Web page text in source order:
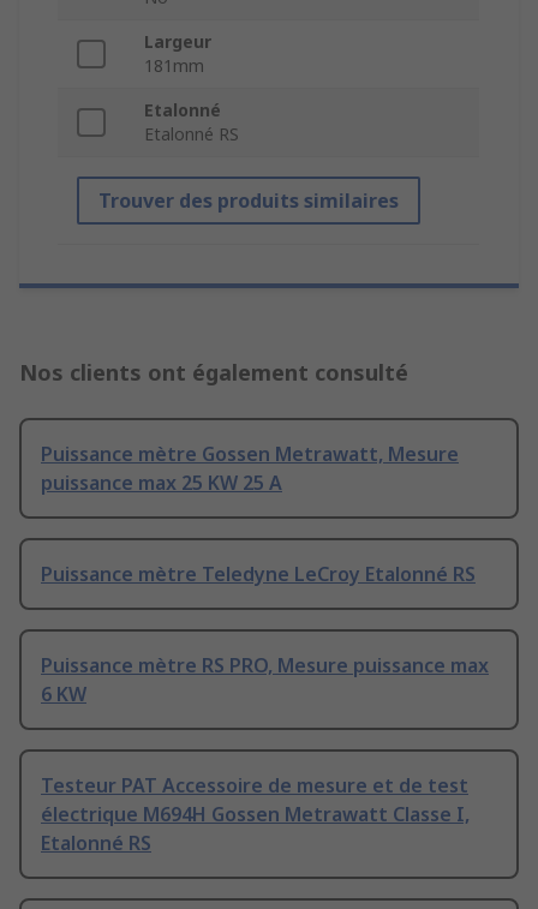
Largeur
181mm
Etalonné
Etalonné RS
Trouver des produits similaires
Nos clients ont également consulté
Puissance mètre Gossen Metrawatt, Mesure
puissance max 25 KW 25 A
Puissance mètre Teledyne LeCroy Etalonné RS
Puissance mètre RS PRO, Mesure puissance max
6 KW
Testeur PAT Accessoire de mesure et de test
électrique M694H Gossen Metrawatt Classe I,
Etalonné RS